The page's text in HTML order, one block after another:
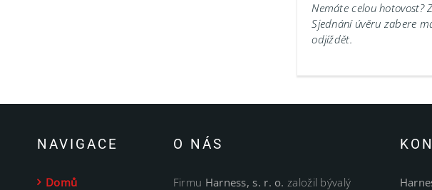
Nemáte celou hotovost?
Sjednání úvěru zabere
odjíždět.
NAVIGACE
Domů
O NÁS
Firmu Harness, s. r. o.založil bývalý